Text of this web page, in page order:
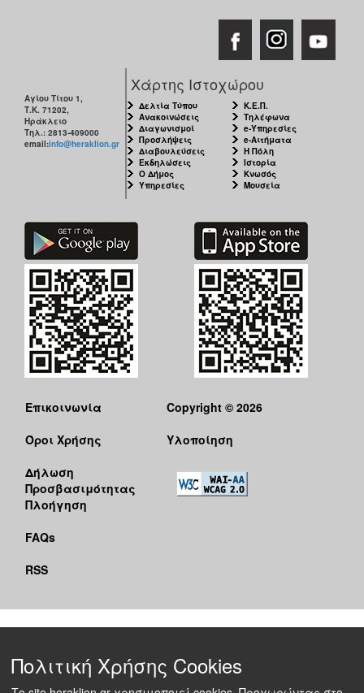
Αγίου Τίτου 1,
Τ.Κ. 71202,
Ηράκλειο
Τηλ.: 2813-409000
email:info@heraklion.gr
Χάρτης Ιστοχώρου
Δελτία Τύπου
Ανακοινώσεις
Διαγωνισμοί
Προσλήψεις
Διαβουλεύσεις
Εκδηλώσεις
Ο Δήμος
Υπηρεσίες
Κ.Ε.Π.
Τηλέφωνα
e-Υπηρεσίες
e-Αιτήματα
Η Πόλη
Ιστορία
Κνωσός
Μουσεία
Επικοινωνία
Όροι Χρήσης
Δήλωση
Προσβασιμότητας
Πλοήγηση
FAQs
RSS
Copyright © 2026
Υλοποίηση
Πολιτική Χρήσης Cookies